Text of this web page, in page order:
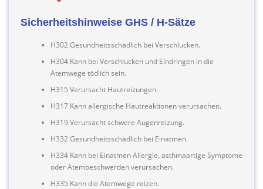
Sicherheitshinweise GHS / H-Sätze
H302 Gesundheitsschädlich bei Verschlucken.
H304 Kann bei Verschlucken und Eindringen in die
Atemwege tödlich sein.
H315 Verursacht Hautreizungen.
H317 Kann allergische Hautreaktionen verursachen.
H319 Verursacht schwere Augenreizung.
H332 Gesundheitsschädlich bei Einatmen.
H334 Kann bei Einatmen Allergie, asthmaartige Symptome
oder Atembeschwerden verursachen.
H335 Kann die Atemwege reizen.